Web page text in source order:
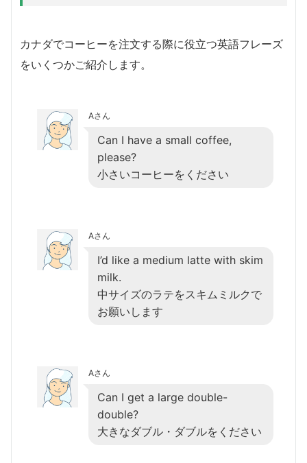
カナダでコーヒーを注文する際に役立つ英語フレーズ
をいくつかご紹介します。
Aさん
Can I have a small coffee,
please?
小さいコーヒーをください
Aさん
I’d like a medium latte with skim
milk.
中サイズのラテをスキムミルクで
お願いします
Aさん
Can I get a large double-
double?
大きなダブル・ダブルをください